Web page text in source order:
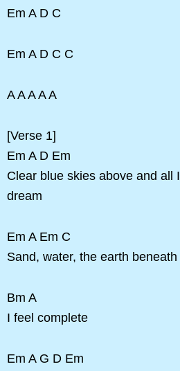
Em A D C
Em A D C C
A A A A A
[Verse 1]
Em A D Em
Clear blue skies above and all
dream
Em A Em C
Sand, water, the earth
Bm A
I feel complete
Em A G D Em